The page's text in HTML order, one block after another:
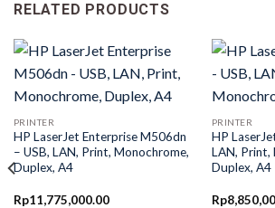
RELATED PRODUCTS
PRINTER
HP LaserJet Enterprise M506dn
– USB, LAN, Print, Monochrome,
Duplex, A4
Rp11,775,000.00
PRINTER
HP
LAN, Print,
Duplex, A4
Rp